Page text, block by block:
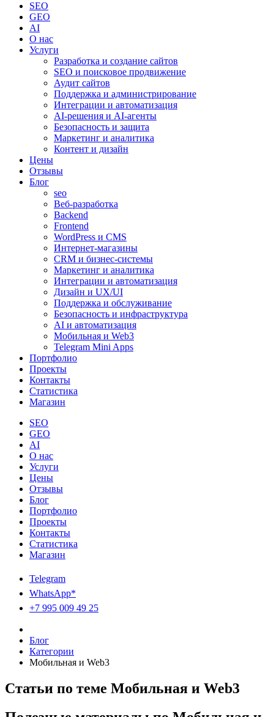
SEO
GEO
AI
О нас
Услуги
Разработка и создание сайтов
SEO и поисковое продвижение
Аудит сайтов
Поддержка и администрирование
Интеграции и автоматизация
AI-решения и AI-агенты
Безопасность и защита
Маркетинг и аналитика
Контент и дизайн
Цены
Отзывы
Блог
seo
Веб-разработка
Backend
Frontend
WordPress и CMS
Интернет-магазины
CRM и бизнес-системы
Маркетинг и аналитика
Интеграции и автоматизация
Дизайн и UX/UI
Поддержка и обслуживание
Безопасность и инфраструктура
AI и автоматизация
Мобильная и Web3
Telegram Mini Apps
Портфолио
Проекты
Контакты
Статистика
Магазин
SEO
GEO
AI
О нас
Услуги
Цены
Отзывы
Блог
Портфолио
Проекты
Контакты
Статистика
Магазин
Telegram
WhatsApp*
+7 995 009 49 25
Блог
Категории
Мобильная и Web3
Статьи по теме Мобильная и Web3